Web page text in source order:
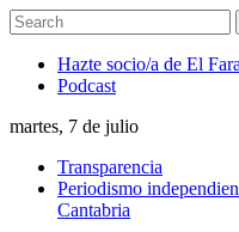
Hazte socio/a de El
Podcast
martes, 7 de julio
Transparencia
Periodismo
Cantabria